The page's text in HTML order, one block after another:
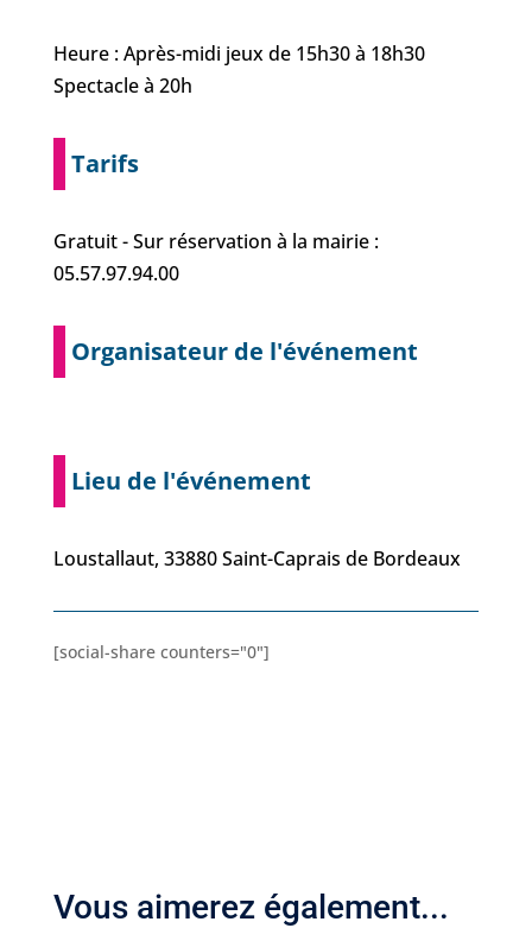
Heure : Après-midi jeux de 15h30 à 18h30
Spectacle à 20h
Tarifs
Gratuit - Sur réservation à la mairie :
05.57.97.94.00
Organisateur de l'événement
Lieu de l'événement
Loustallaut, 33880 Saint-Caprais de Bordeaux
[social-share counters="0"]
Vous aimerez également...